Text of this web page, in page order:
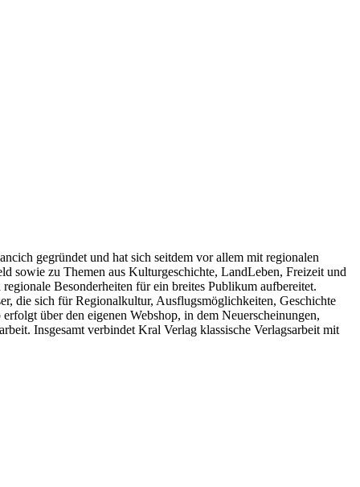
gegründet und hat sich seitdem vor allem mit regionalen
sowie zu Themen aus Kulturgeschichte, LandLeben, Freizeit und
Besonderheiten für ein breites Publikum aufbereitet.
die sich für Regionalkultur, Ausflugsmöglichkeiten, Geschichte
über den eigenen Webshop, in dem Neuerscheinungen,
Insgesamt verbindet Kral Verlag klassische Verlagsarbeit mit